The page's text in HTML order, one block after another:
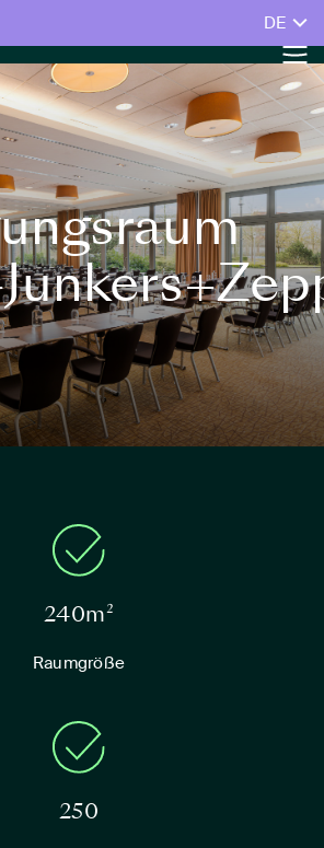
DE
240m²
Raumgröße
250